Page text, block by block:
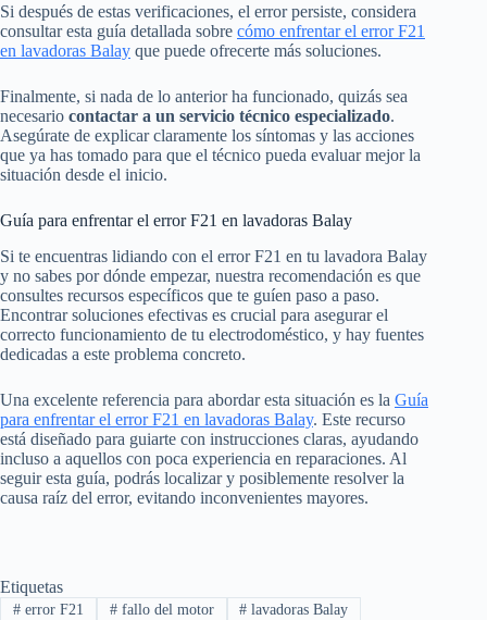
Si después de estas verificaciones, el error persiste, considera
consultar esta guía detallada sobre cómo enfrentar el error F21
en lavadoras Balay que puede ofrecerte más soluciones.
Finalmente, si nada de lo anterior ha funcionado, quizás sea
necesario contactar a un servicio técnico especializado.
Asegúrate de explicar claramente los síntomas y las acciones
que ya has tomado para que el técnico pueda evaluar mejor la
situación desde el inicio.
Guía para enfrentar el error F21 en lavadoras Balay
Si te encuentras lidiando con el error F21 en tu lavadora Balay
y no sabes por dónde empezar, nuestra recomendación es que
consultes recursos específicos que te guíen paso a paso.
Encontrar soluciones efectivas es crucial para asegurar el
correcto funcionamiento de tu electrodoméstico, y hay fuentes
dedicadas a este problema concreto.
Una excelente referencia para abordar esta situación es la Guía
para enfrentar el error F21 en lavadoras Balay. Este recurso
está diseñado para guiarte con instrucciones claras, ayudando
incluso a aquellos con poca experiencia en reparaciones. Al
seguir esta guía, podrás localizar y posiblemente resolver la
causa raíz del error, evitando inconvenientes mayores.
Etiquetas
#error F21 #fallo del motor # lavadoras Balay